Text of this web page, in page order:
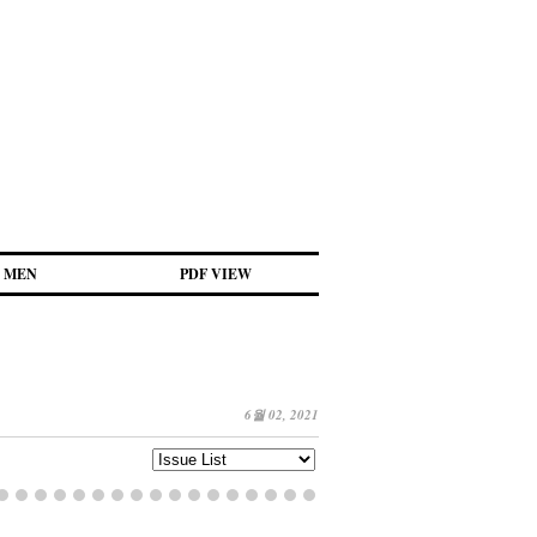
MEN PDF VIEW
6월 02, 2021